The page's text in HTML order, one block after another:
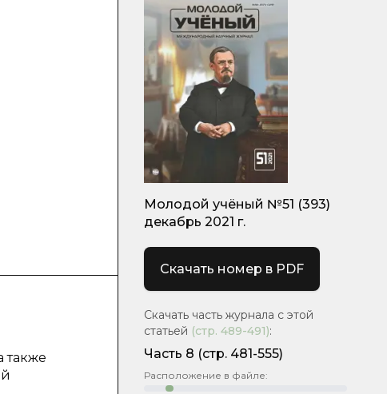
также
Молодой учёный №51 (393)
декабрь 2021 г.
Скачать номер в PDF
Скачать часть журнала с этой
статьей (стр. 489-491):
Часть 8 (стр. 481-555)
Расположение в файле: